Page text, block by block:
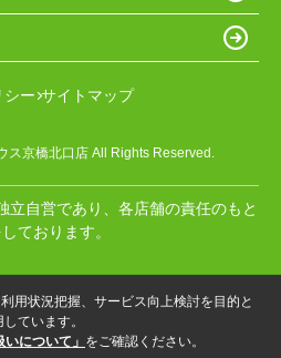
シー サイトマップ
ス京橋北口店 All Rights Reserved.
立自営であり、各店舗の責任のもと
ております。
用状況把握、サービス向上検討を目的と
ています。
いについて」 をご確認ください。